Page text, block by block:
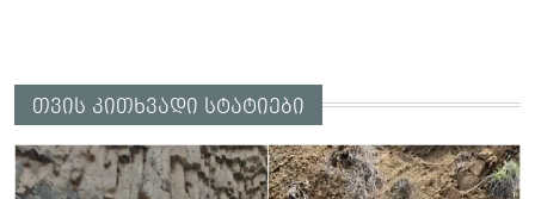
თვის კითხვადი სტატიები